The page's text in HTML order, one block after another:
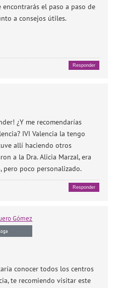
encontrarás el paso a paso de
a consejos útiles.
Responder
¿Y me recomendarías
IVI Valencia la tengo
allí haciendo otros
a la Dra. Alicia Marzal, era
pero poco personalizado.
Responder
Gómez
conocer todos los centros
te recomiendo visitar este